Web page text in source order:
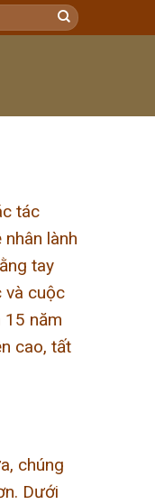
tác
lành
tay
và cuộc
15 năm
cao, tất
chúng
Dưới